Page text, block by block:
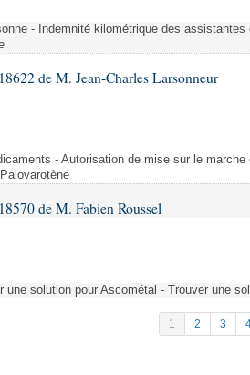
- Indemnité kilométrique des
de M. Jean-Charles Larsonneur
- Autorisation de mise sur le
de M. Fabien Roussel
une solution pour Ascométal - Trouver une
1 2 3